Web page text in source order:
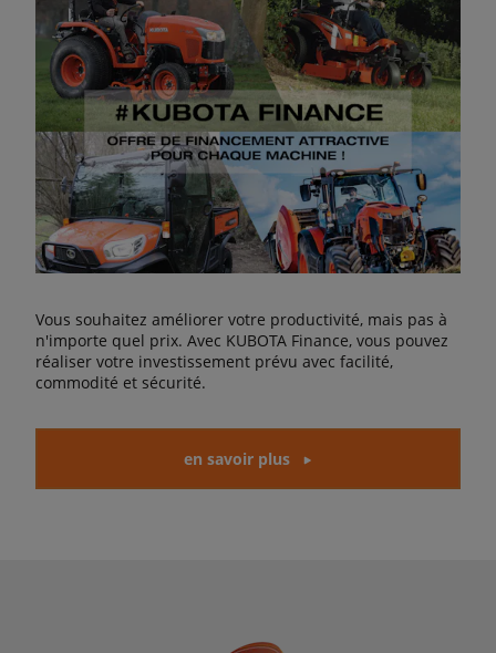
Vous souhaitez améliorer votre productivité, mais pas à
n'importe quel prix. Avec KUBOTA Finance, vous pouvez
réaliser votre investissement prévu avec facilité,
commodité et sécurité.
en savoir plus